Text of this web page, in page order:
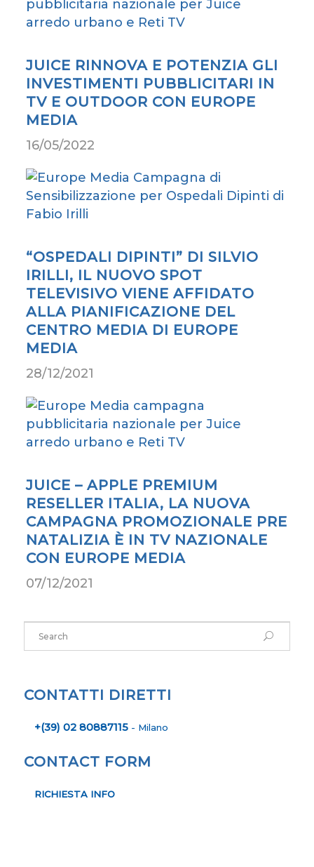
JUICE RINNOVA E POTENZIA GLI
INVESTIMENTI PUBBLICITARI IN
TV E OUTDOOR CON EUROPE
MEDIA
16/05/2022
“OSPEDALI DIPINTI” DI SILVIO
IRILLI, IL NUOVO SPOT
TELEVISIVO VIENE AFFIDATO
ALLA PIANIFICAZIONE DEL
CENTRO MEDIA DI EUROPE
MEDIA
28/12/2021
JUICE – APPLE PREMIUM
RESELLER ITALIA, LA NUOVA
CAMPAGNA PROMOZIONALE PRE
NATALIZIA È IN TV NAZIONALE
CON EUROPE MEDIA
07/12/2021
CONTATTI DIRETTI
+(39) 02 80887115- Milano
CONTACT FORM
RICHIESTA INFO